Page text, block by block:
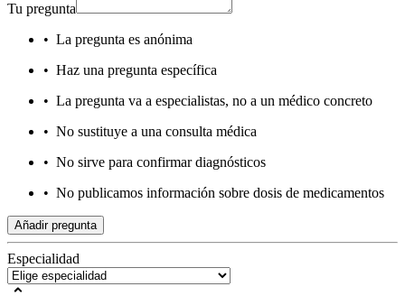
Tu pregunta
• La pregunta es anónima
• Haz una pregunta específica
• La pregunta va a especialistas, no a un médico concreto
• No sustituye a una consulta médica
• No sirve para confirmar diagnósticos
• No publicamos información sobre dosis de medicamentos
Añadir pregunta
Especialidad